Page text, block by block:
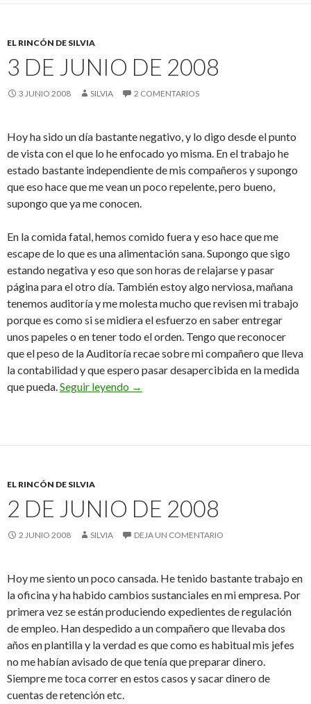
EL RINCÓN DE SILVIA
3 DE JUNIO DE 2008
3 JUNIO 2008 SILVIA 2 COMENTARIOS
Hoy ha sido un día bastante negativo, y lo digo desde el punto
de vista con el que lo he enfocado yo misma. En el trabajo he
estado bastante independiente de mis compañeros y supongo
que eso hace que me vean un poco repelente, pero bueno,
supongo que ya me conocen.
En la comida fatal, hemos comido fuera y eso hace que me
escape de lo que es una alimentación sana. Supongo que sigo
estando negativa y eso que son horas de relajarse y pasar
página para el otro día. También estoy algo nerviosa, mañana
tenemos auditoría y me molesta mucho que revisen mi trabajo
porque es como si se midiera el esfuerzo en saber entregar
unos papeles o en tener todo el orden. Tengo que reconocer
que el peso de la Auditoría recae sobre mi compañero que lleva
la contabilidad y que espero pasar desapercibida en la medida
que pueda. Seguir leyendo 3 de junio de 2008
→
EL RINCÓN DE SILVIA
2 DE JUNIO DE 2008
2 JUNIO 2008 SILVIA DEJA UN COMENTARIO
Hoy me siento un poco cansada. He tenido bastante trabajo en
la oficina y ha habido cambios sustanciales en mi empresa. Por
primera vez se están produciendo expedientes de regulación
de empleo. Han despedido a un compañero que llevaba dos
años en plantilla y la verdad es que como es habitual mis jefes
no me habían avisado de que tenía que preparar dinero.
Siempre me toca correr en estos casos y sacar dinero de
cuentas de retención etc.